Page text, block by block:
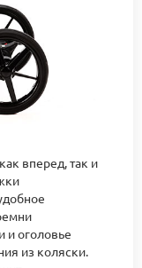
вперед, так и
и оголовье
из коляски.